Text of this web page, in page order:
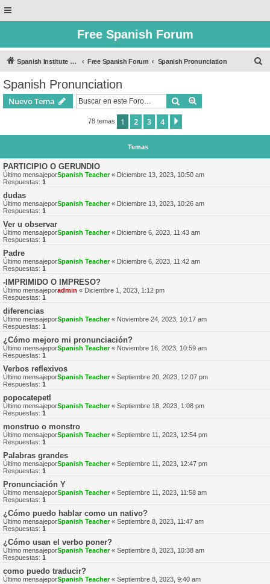
Free Spanish Forum
Spanish Institute of Puebla Free Spanish Forum Spanish Pronunciation
Spanish Pronunciation
Nuevo Tema Buscar
78 temas 1 2 3 4
Temas
PARTICIPIO O GERUNDIO
Último mensajeporSpanish Teacher« Diciembre 13, 2023, 10:50 am
Respuestas: 1
dudas
Último mensajeporSpanish Teacher« Diciembre 13, 2023, 10:26 am
Respuestas: 1
Ver u observar
Último mensajeporSpanish Teacher« Diciembre 6, 2023, 11:43 am
Respuestas: 1
Padre
Último mensajeporSpanish Teacher« Diciembre 6, 2023, 11:42 am
Respuestas: 1
-IMPRIMIDO O IMPRESO?
Último mensajeporadmin « Diciembre 1, 2023, 1:12 pm
Respuestas: 1
diferencias
Último mensajeporSpanish Teacher« Noviembre 24, 2023, 10:17 am
Respuestas: 1
¿Cómo mejoro mi pronunciación?
Último mensajeporSpanish Teacher« Noviembre 16, 2023, 10:59 am
Respuestas: 1
Verbos reflexivos
Último mensajeporSpanish Teacher« Septiembre 20, 2023, 12:07 pm
Respuestas: 1
popocatepetl
Último mensajeporSpanish Teacher« Septiembre 18, 2023, 1:08 pm
Respuestas: 1
monstruo o monstro
Último mensajeporSpanish Teacher« Septiembre 11, 2023, 12:54 pm
Respuestas: 1
Palabras grandes
Último mensajeporSpanish Teacher« Septiembre 11, 2023, 12:47 pm
Respuestas: 1
Pronunciación Y
Último mensajeporSpanish Teacher« Septiembre 11, 2023, 11:58 am
Respuestas: 1
¿Cómo puedo hablar como un nativo?
Último mensajeporSpanish Teacher« Septiembre 8, 2023, 11:47 am
Respuestas: 1
¿Cómo usan el verbo poner?
Último mensajeporSpanish Teacher« Septiembre 8, 2023, 10:38 am
Respuestas: 1
como puedo traducir?
Último mensajeporSpanish Teacher« Septiembre 8, 2023, 9:40 am